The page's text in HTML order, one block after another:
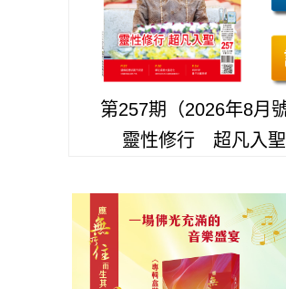
第257期（2026年8月號
靈性修行 超凡入聖